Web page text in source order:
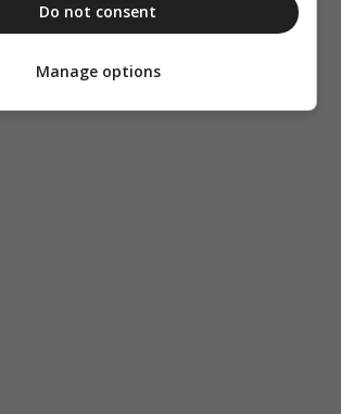
Do not consent
Manage options